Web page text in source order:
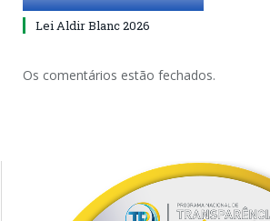
Lei Aldir Blanc 2026
Os comentários estão fechados.